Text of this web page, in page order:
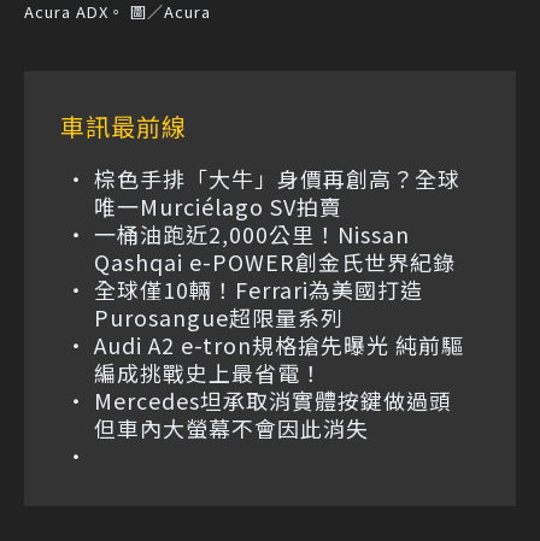
Acura ADX。 圖／Acura
車訊最前線
棕色手排「大牛」身價再創高？全球
唯一Murciélago SV拍賣
一桶油跑近2,000公里！Nissan
Qashqai e-POWER創金氏世界紀錄
全球僅10輛！Ferrari為美國打造
Purosangue超限量系列
Audi A2 e-tron規格搶先曝光 純前驅
編成挑戰史上最省電！
Mercedes坦承取消實體按鍵做過頭
但車內大螢幕不會因此消失